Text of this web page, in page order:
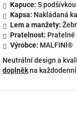
Kapuce: S
Kapsa: Nakládaná
Lem a manžety:
Pratelnost: Pratelné
Výrobce: MALFINI®
Neutrální design a
doplněkna